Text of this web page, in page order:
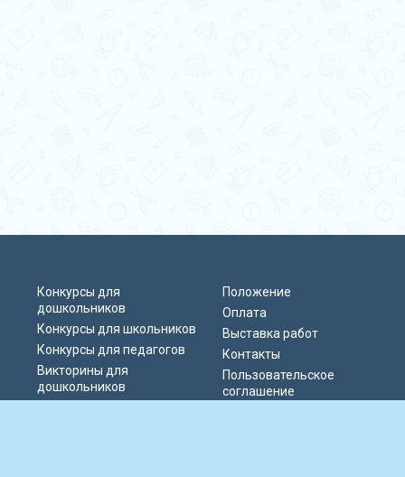
Конкурсы для
дошкольников
Конкурсы для школьников
Конкурсы для педагогов
Викторины для
дошкольников
Положение
Оплата
Выставка работ
Контакты
Пользовательское
соглашение